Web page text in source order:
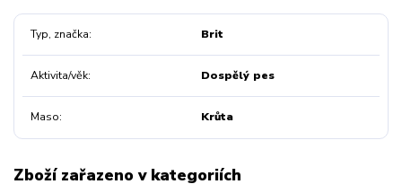
Typ, značka Brit
Aktivita/věk Dospělý pes
Maso Krůta
Zboží zařazeno v kategoriích